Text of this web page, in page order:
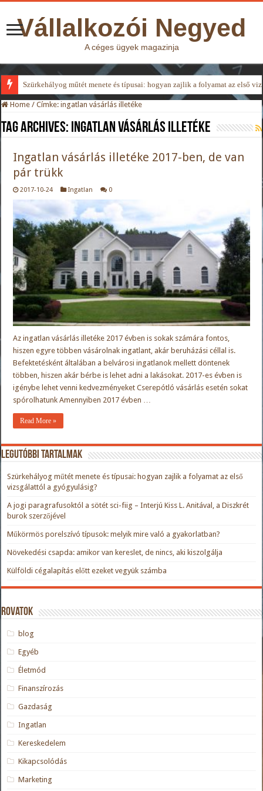
Vállalkozói Negyed
A céges ügyek magazinja
Szürkehályog műtét menete és típusai: hogyan zajlik a folyamat az első
Home / Címke:ingatlan vásárlás illetéke
Tag Archives: ingatlan vásárlás illetéke
Ingatlan vásárlás illetéke 2017-ben, de van
pár trükk
2017-10-24 Ingatlan 0
Az ingatlan vásárlás illetéke 2017 évben is sokak számára fontos,
hiszen egyre többen vásárolnak ingatlant, akár beruházási céllal is.
Befektetésként általában a belvárosi ingatlanok mellett döntenek
többen, hiszen akár bérbe is lehet adni a lakásokat. 2017-es évben is
igénybe lehet venni kedvezményeket Cserepótló vásárlás esetén sokat
spórolhatunk Amennyiben 2017 évben …
Read More »
Legutóbbi tartalmak
Szürkehályog műtét menete és típusai: hogyan zajlik a folyamat az első
vizsgálattól a gyógyulásig?
A jogi paragrafusoktól a sötét sci-fiig – Interjú Kiss L. Anitával, a Diszkrét
burok szerzőjével
Műkörmös porelszívó típusok: melyik mire való a gyakorlatban?
Növekedési csapda: amikor van kereslet, de nincs, aki kiszolgálja
Külföldi cégalapítás előtt ezeket vegyük számba
Rovatok
blog
Egyéb
Életmód
Finanszírozás
Gazdaság
Ingatlan
Kereskedelem
Kikapcsolódás
Marketing